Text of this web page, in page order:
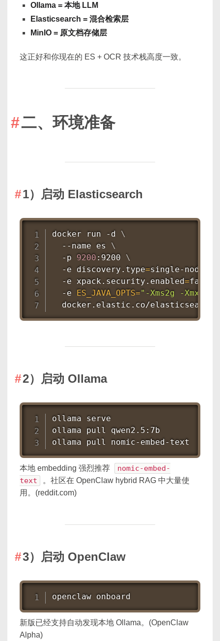
Ollama = 本地 LLM
Elasticsearch = 混合检索层
MinIO = 原文档存储层
这正好和你现在的 ES + OCR 技术栈高度一致。
二、环境准备
1）启动 Elasticsearch
docker run -d \
  --name es
\
  -p
9200 :9200 \
  -e discovery.type
=single-node
  -e xpack.security.enabled
=false
  -e
ES_JAVA_OPTS="-Xms2g -Xmx2g"
docker.elastic.co/
2）启动 Ollama
ollama serve
ollama pull qwen2.5:7b
ollama pull nomic-embed-text
本地 embedding 强烈推荐
nomic-embed-
text
。社区在 OpenClaw hybrid RAG 中大量使
用。(reddit.com)
3）启动 OpenClaw
openclaw onboard
新版已经支持自动发现本地 Ollama。(OpenClaw
Alpha)